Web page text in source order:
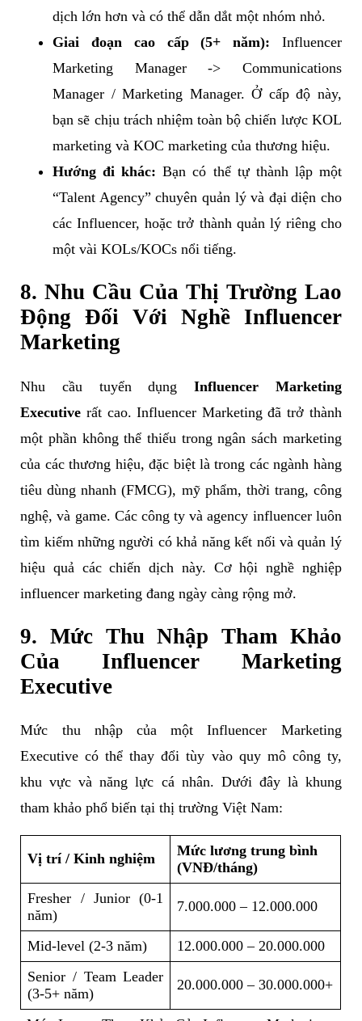
dịch lớn hơn và có thể dẫn dắt một nhóm nhỏ.
Giai đoạn cao cấp (5+ năm): Influencer
Marketing Manager -> Communications
Manager / Marketing Manager. Ở cấp độ này,
bạn sẽ chịu trách nhiệm toàn bộ chiến lược KOL
marketing và KOC marketing của thương hiệu.
Hướng đi khác: Bạn có thể tự thành lập một
“Talent Agency” chuyên quản lý và đại diện cho
các Influencer, hoặc trở thành quản lý riêng cho
một vài KOLs/KOCs nổi tiếng.
8. Nhu Cầu Của Thị Trường Lao
Động Đối Với Nghề Influencer
Marketing
Nhu cầu tuyển dụngInfluencer Marketing
Executive rất cao. Influencer Marketing đã trở thành
một phần không thể thiếu trong ngân sách marketing
của các thương hiệu, đặc biệt là trong các ngành hàng
tiêu dùng nhanh (FMCG), mỹ phẩm, thời trang, công
nghệ, và game. Các công ty và agency influencer luôn
tìm kiếm những người có khả năng kết nối và quản lý
hiệu quả các chiến dịch này. Cơ hội nghề nghiệp
influencer marketing đang ngày càng rộng mở.
9. Mức Thu Nhập Tham Khảo
Của Influencer Marketing
Executive
Mức thu nhập của một Influencer Marketing
Executive có thể thay đổi tùy vào quy mô công ty,
khu vực và năng lực cá nhân. Dưới đây là khung
tham khảo phổ biến tại thị trường Việt Nam:
Vị trí / Kinh nghiệm
Mức lương trung bình
(VNĐ/tháng)
Fresher / Junior (0-1
năm)
7.000.000 – 12.000.000
Mid-level (2-3 năm)
12.000.000 – 20.000.000
Senior / Team Leader
(3-5+ năm)
20.000.000 – 30.000.000+